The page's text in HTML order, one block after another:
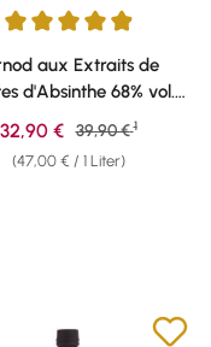
von 5 SternenBewertung
aux Extraits de
d'Absinthe 68% vol.
0,70l
(47,00 € / 1 Liter)
Verkaufspreis:
32,90 € Regulärer Preis:
39,90 € 1